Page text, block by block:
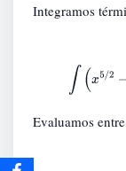
Integramos
∫(x5 /2
Evaluamos